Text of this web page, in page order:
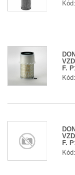
F.
F.